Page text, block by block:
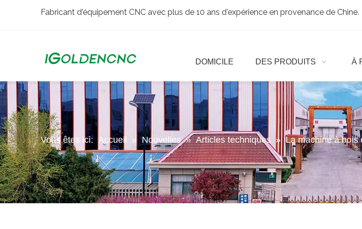
Fabricant d'équipement CNC avec plus de 10 ans d'expérience en provenance de Chine.
DOMICILE DES PRODUITS À
Vous êtes ici: Accueil » Nouvelles » Articles techniques » La machine à bois